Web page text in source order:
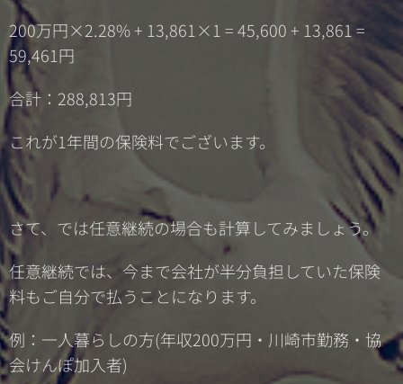
200万円×2.28% + 13,861×1 = 45,600 + 13,861 =
59,461円
合計：288,813円
これが1年間の保険料でございます。
さて、では任意継続の場合も計算してみましょう。
任意継続では、今まで会社が半分負担していた保険
料もご自分で払うことになります。
例：一人暮らしの方(年収200万円・川崎市勤務・協
会けんぽ加入者)